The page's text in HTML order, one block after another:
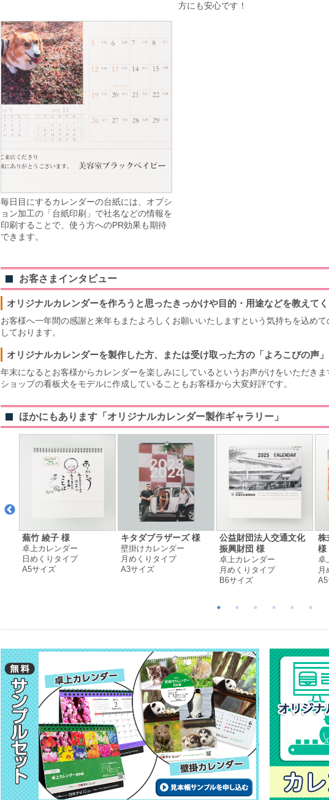
方にも安心です！
毎日目にするカレンダーの台紙には、オプシ
ョン加工の「台紙印刷」で社名などの情報を
印刷することで、使う方へのPR効果も期待
できます。
お客さまインタビュー
オリジナルカレンダーを作ろうと思ったきっかけや目的・用途などを教えてく
お客様へ一年間の感謝と来年もまたよろしくお願いいたしますという気持ちを込め
しております。
オリジナルカレンダーを製作した方、または受け取った方の「よろこびの声」
年末になるとお客様からカレンダーを楽しみにしているというお声がけをいただきま
ショップの看板犬をモデルに作成していることもお客様から大変好評です。
ほかにもあります「オリジナルカレンダー製作ギャラリー」
蕪竹 綾子 様
卓上カレンダー
日めくりタイプ
A5サイズ
キタダブラザーズ 様
壁掛けカレンダー
月めくりタイプ
A3サイズ
公益財団法人交通文化
振興財団 様
卓上カレンダー
月めくりタイプ
B6サイズ
株
様
卓
月